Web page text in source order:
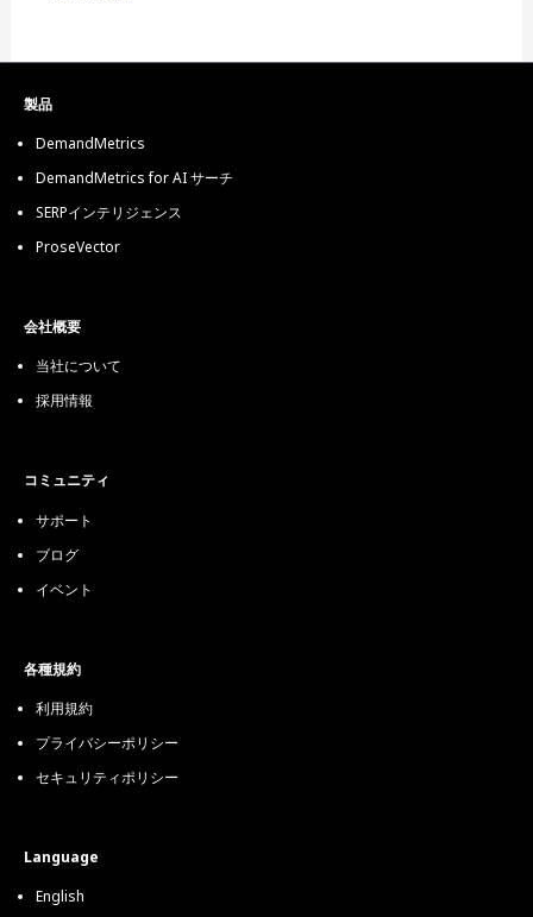
製品
DemandMetrics
DemandMetrics for AI サーチ
SERPインテリジェンス
ProseVector
会社概要
当社について
採用情報
コミュニティ
サポート
ブログ
イベント
各種規約
利用規約
プライバシーポリシー
セキュリティポリシー
Language
English